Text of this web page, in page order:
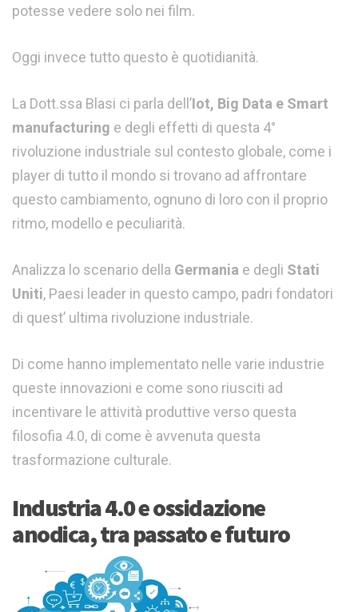
potesse vedere solo nei film.
Oggi invece tutto questo è quotidianità.
La Dott.ssa Blasi ci parla dell’Iot, Big Data e Smart
manufacturing e degli effetti di questa 4°
rivoluzione industriale sul contesto globale, come i
player di tutto il mondo si trovano ad affrontare
questo cambiamento, ognuno di loro con il proprio
ritmo, modello e peculiarità.
Analizza lo scenario della Germania e degli Stati
Uniti, Paesi leader in questo campo, padri fondatori
di quest’ ultima rivoluzione industriale.
Di come hanno implementato nelle varie industrie
queste innovazioni e come sono riusciti ad
incentivare le attività produttive verso questa
filosofia 4.0, di come è avvenuta questa
trasformazione culturale.
Industria 4.0 e ossidazione
anodica, tra passato e futuro